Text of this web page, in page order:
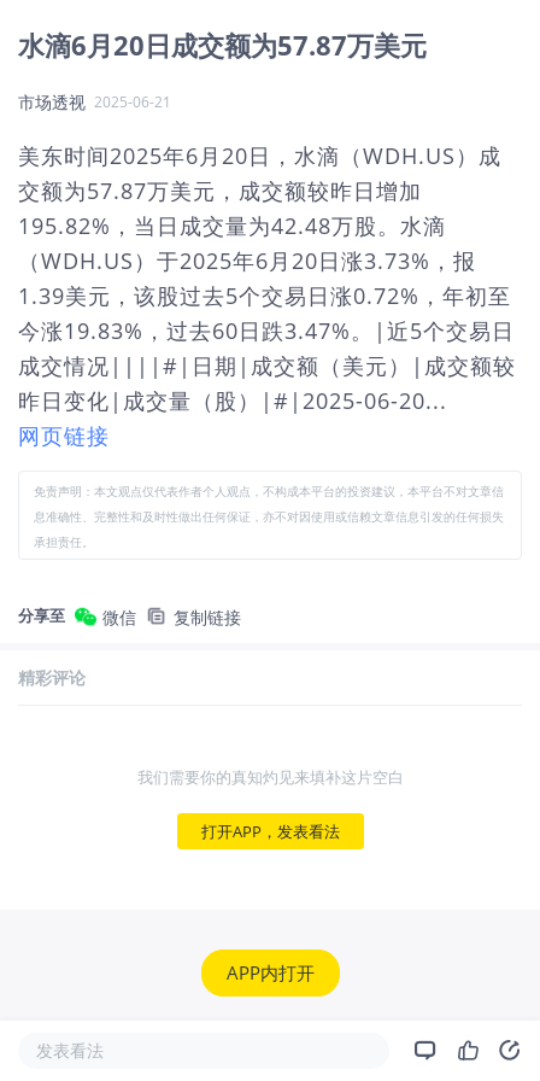
水滴6月20日成交额为57.87万美元
市场透视 2025-06-21
美东时间2025年6月20日，水滴（WDH.US）成
交额为57.87万美元，成交额较昨日增加
195.82%，当日成交量为42.48万股。水滴
（WDH.US）于2025年6月20日涨3.73%，报
1.39美元，该股过去5个交易日涨0.72%，年初至
今涨19.83%，过去60日跌3.47%。|近5个交易日
成交情况||||#|日期|成交额（美元）|成交额较
昨日变化|成交量（股）|#|2025-06-20...
网页链接
免责声明：本文观点仅代表作者个人观点，不构成本平台的投资建议，本平台不对文章信
息准确性、完整性和及时性做出任何保证，亦不对因使用或信赖文章信息引发的任何损失
承担责任。
分享至 微信 复制链接
精彩评论
我们需要你的真知灼见来填补这片空白
打开APP，发表看法
APP内打开
发表看法